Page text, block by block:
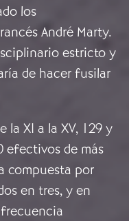
los
André Marty.
estricto y
de hacer fusilar
la XI a la XV, 129 y
efectivos de más
compuesta por
en tres, y en